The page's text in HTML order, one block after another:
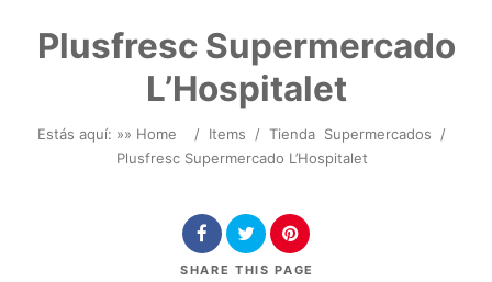
Plusfresc Supermercado
L’Hospitalet
Estás aquí: »» Home / Items / Tienda Supermercados
/
Plusfresc Supermercado L’Hospitalet
SHARE THIS PAGE